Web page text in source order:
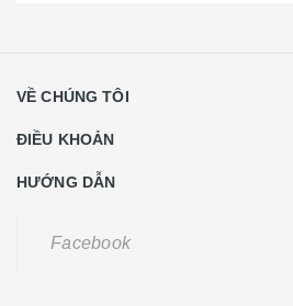
VỀ CHÚNG TÔI
ĐIỀU KHOẢN
HƯỚNG DẪN
Facebook